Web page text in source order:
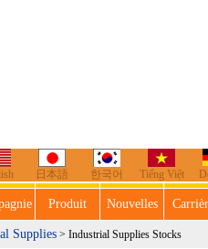
日本語 한국어 Tiếng Việt
Produit Nouvelles
Supplies > Industrial Supplies Stocks